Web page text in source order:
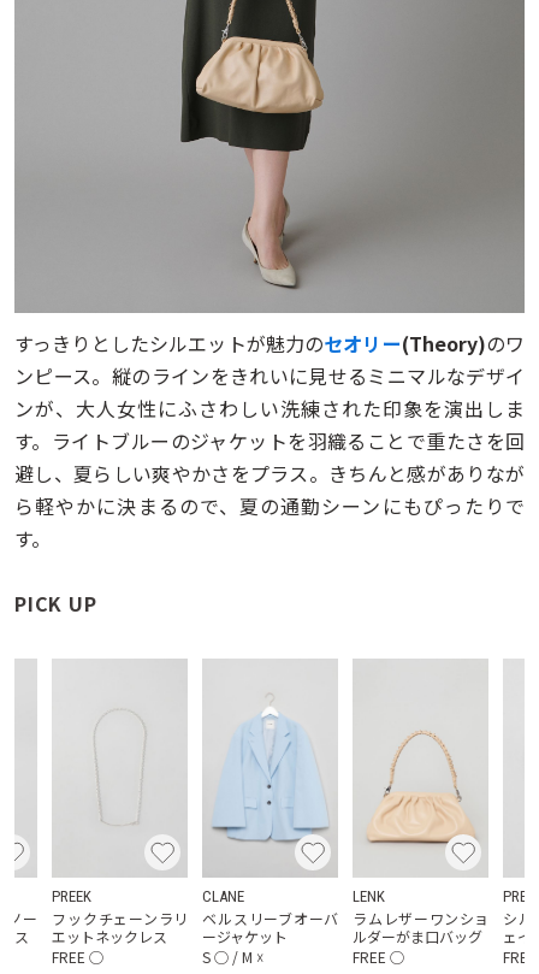
すっきりとしたシルエットが魅力のセオリー(Theory)のワ
ンピース。縦のラインをきれいに見せるミニマルなデザイ
ンが、大人女性にふさわしい洗練された印象を演出しま
す。ライトブルーのジャケットを羽織ることで重たさを回
避し、夏らしい爽やかさをプラス。きちんと感がありなが
ら軽やかに決まるので、夏の通勤シーンにもぴったりで
す。
PICK UP
ノー
ス
PREEK
フックチェーンラリ
エットネックレス
FREE ◯
CLANE
ベルスリーブオーバ
ージャケット
S ◯ / M ☓
LENK
ラムレザーワンショ
ルダーがま口バッグ
FREE ◯
シル
ェイ
FREE